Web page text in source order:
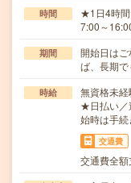
時間
★1日4時間
7:00～
期間
開始日は
ば、長期で
時給
無資格未
★日払い／
始時は手続
交通費
交通費全